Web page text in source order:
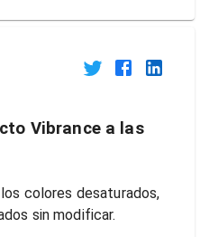
Vibrance a las
colores desaturados,
sin modificar.